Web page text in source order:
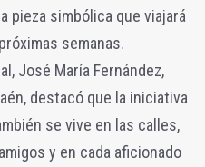
pieza simbólica que viajará
semanas.
José María Fernández,
destacó que la iniciativa
se vive en las calles,
y en cada aficionado